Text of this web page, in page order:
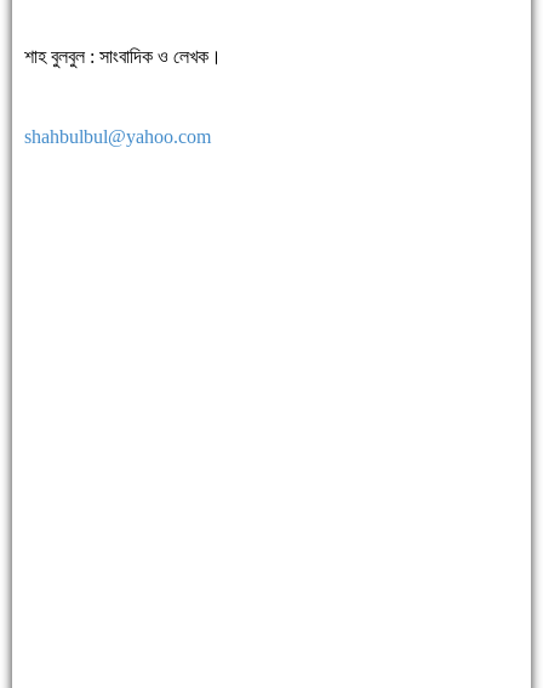
শাহ বুলবুল : সাংবাদিক ও লেখক।
shahbulbul@yahoo.com